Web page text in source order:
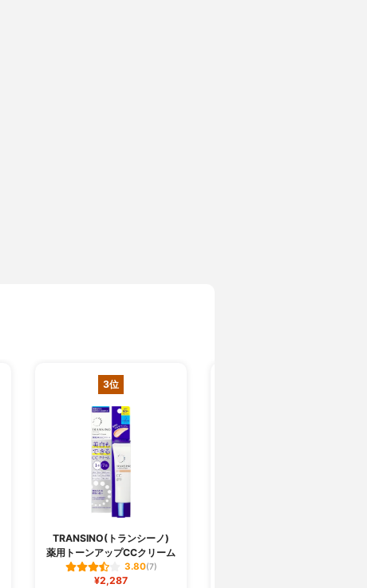
3位
TRANSINO(トランシーノ)
薬用トーンアップCCクリーム
3.80(7)
¥2,287